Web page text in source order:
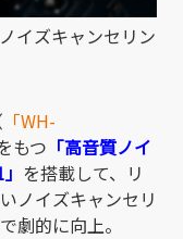
イズキャンセリン
「WH-
もつ 「高音質ノイ
を搭載して、リ
ノイズキャンセリ
劇的に向上。